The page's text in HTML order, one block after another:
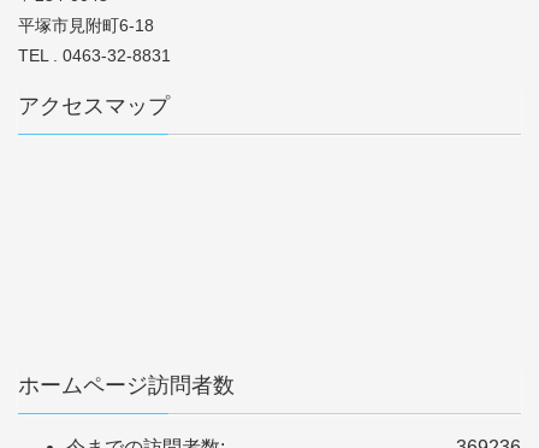
平塚市見附町6-18
TEL . 0463-32-8831
アクセスマップ
ホームページ訪問者数